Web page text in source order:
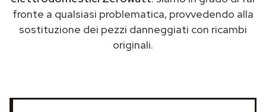
fronte a qualsiasi problematica, provvedendo alla
sostituzione dei pezzi danneggiati con ricambi
originali.